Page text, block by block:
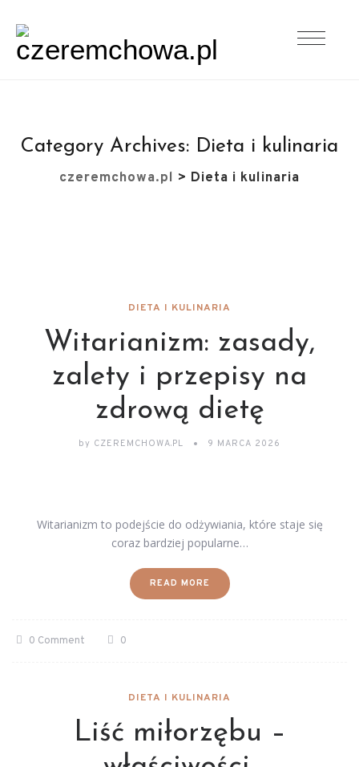
Category Archives: Dieta i kulinaria
czeremchowa.pl > Dieta i kulinaria
DIETA I KULINARIA
Witarianizm: zasady,
zalety i przepisy na
zdrową dietę
by CZEREMCHOWA.PL 9 MARCA 2026
Witarianizm to podejście do odżywiania, które staje się
coraz bardziej popularne…
READ MORE
0 Comment 0
DIETA I KULINARIA
Liść miłorzębu –